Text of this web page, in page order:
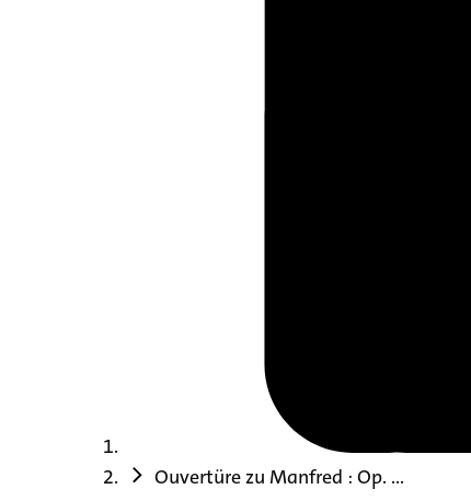
Ouvertüre zu Manfred : Op. ...